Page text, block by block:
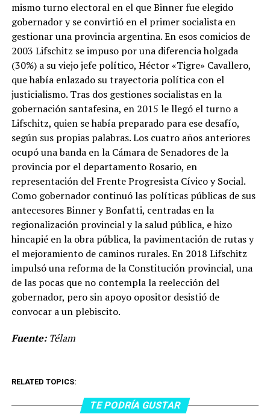
mismo turno electoral en el que Binner fue elegido
gobernador y se convirtió en el primer socialista en
gestionar una provincia argentina. En esos comicios de
2003 Lifschitz se impuso por una diferencia holgada
(30%) a su viejo jefe político, Héctor «Tigre» Cavallero,
que había enlazado su trayectoria política con el
justicialismo. Tras dos gestiones socialistas en la
gobernación santafesina, en 2015 le llegó el turno a
Lifschitz, quien se había preparado para ese desafío,
según sus propias palabras. Los cuatro años anteriores
ocupó una banda en la Cámara de Senadores de la
provincia por el departamento Rosario, en
representación del Frente Progresista Cívico y Social.
Como gobernador continuó las políticas públicas de sus
antecesores Binner y Bonfatti, centradas en la
regionalización provincial y la salud pública, e hizo
hincapié en la obra pública, la pavimentación de rutas y
el mejoramiento de caminos rurales. En 2018 Lifschitz
impulsó una reforma de la Constitución provincial, una
de las pocas que no contempla la reelección del
gobernador, pero sin apoyo opositor desistió de
convocar a un plebiscito.
Fuente:Télam
RELATED TOPICS:
TE PODRÍA GUSTAR